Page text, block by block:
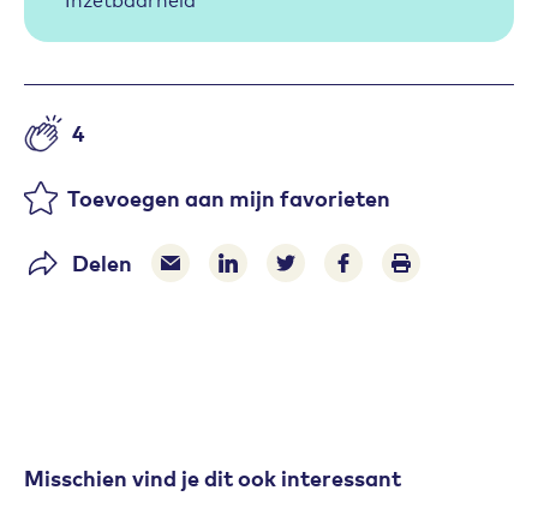
Aantal likes
4
Toevoegen aan mijn favorieten
Delen Delen via e-mail
Delen via LinkedIn
Deel op Twitter
Deel op Facebook
Print pagina
Misschien vind je dit ook interessant